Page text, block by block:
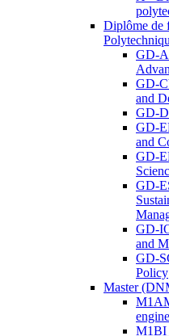
Diplôme de
GD-
GD-
and
GD-
GD-
and
GD-
GD-
GD-
and
GD-
Policy
Master
M1BI